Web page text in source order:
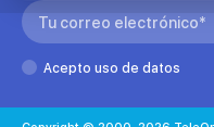
Search:
Acepto uso de datos